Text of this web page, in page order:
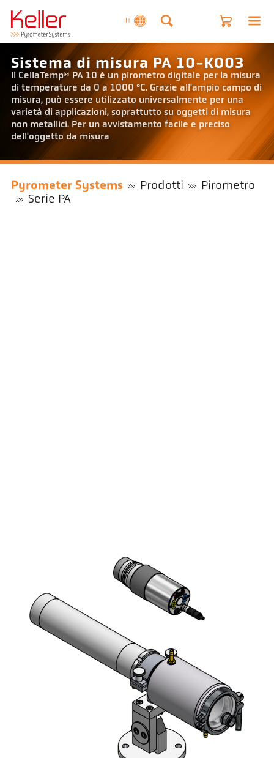
IT
Sistema di misura PA 10-K003
Il CellaTemp® PA 10 è un pirometro digitale per la misura
di temperature da 0 a 1000 °C. Grazie all'ampio campo di
misura, può essere utilizzato universalmente per una
varietà di applicazioni, soprattutto su oggetti di misura
non metallici. Per un avvistamento facile e preciso
dell'oggetto da misura
Pyrometer Systems Prodotti
Pirometro
Serie PA